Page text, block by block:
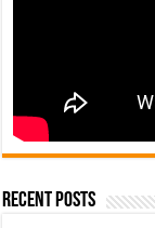
Recent Posts